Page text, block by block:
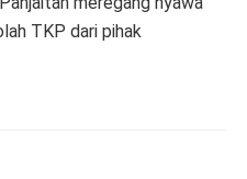
TKP dari pihak